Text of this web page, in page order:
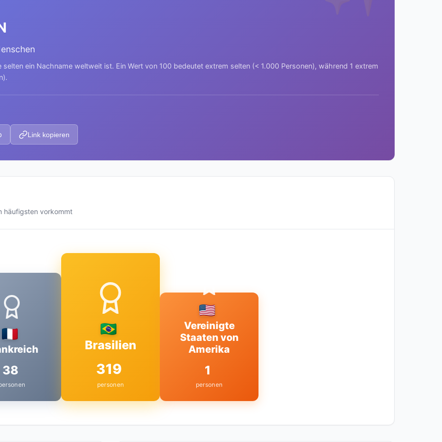
ein Nachname weltweit ist. Ein Wert von 100 bedeutet extrem selten (< 1.000 Personen), während 1 extrem
Link kopieren
häufigsten vorkommt
38
Brasilien
319
personen
Vereinigte
Staaten von
Amerika
1
personen